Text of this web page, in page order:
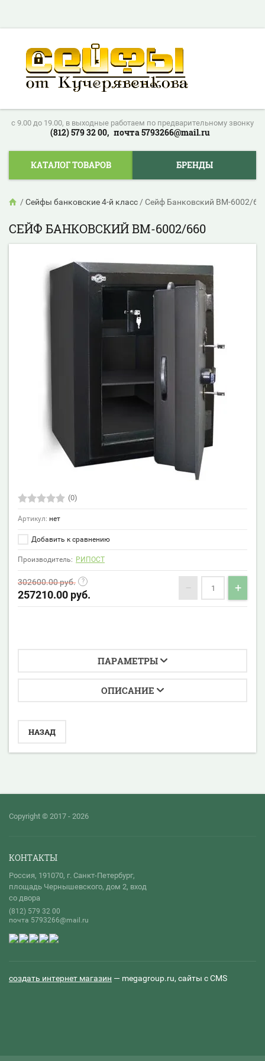
c 9.00 до 19.00, в выходные работаем по предварительному звонку
(812) 579 32 00, почта 5793266@mail.ru
КАТАЛОГ ТОВАРОВ БРЕНДЫ
/ Сейфы банковские 4-й класс / Сейф Банковский ВМ-6002/
СЕЙФ БАНКОВСКИЙ ВМ-6002/660
(0)
Артикул: нет
Добавить к сравнению
Производитель: РИПОСТ
302600.00руб.
257210.00 руб. − +
ПАРАМЕТРЫ
ОПИСАНИЕ
НАЗАД
Copyright © 2017 - 2026
КОНТАКТЫ
Россия, 191070, г. Санкт-Петербург,
площадь Чернышевского, дом 2, вход
со двора
(812) 579 32 00
почта 5793266@mail.ru
создать интернет магазин — megagroup.ru, сайты с CMS